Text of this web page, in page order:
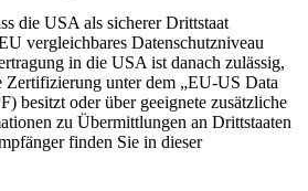
die USA als sicherer Drittstaat
vergleichbares Datenschutzniveau
in die USA ist danach zulässig,
Zertifizierung unter dem „EU-US Data
besitzt oder über geeignete zusätzliche
zu Übermittlungen an Drittstaaten
finden Sie in dieser